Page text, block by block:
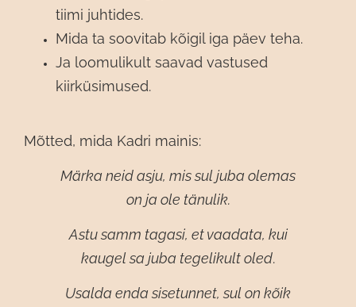
tiimi juhtides.
Mida ta soovitab kõigil iga päev teha.
Ja loomulikult saavad vastused
kiirküsimused.
Mõtted, mida Kadri mainis:
Märka neid asju, mis sul juba olemas
on ja ole tänulik.
Astu samm tagasi, et vaadata, kui
kaugel sa juba tegelikult oled.
Usalda enda sisetunnet, sul on kõik